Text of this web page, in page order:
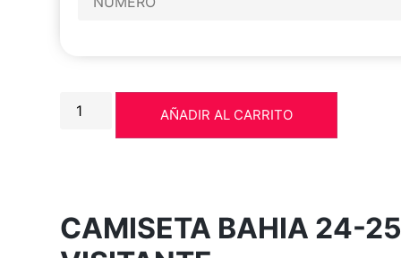
AÑADIR AL CARRITO
CAMISETA BAHIA 24-